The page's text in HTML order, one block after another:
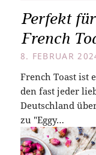
Perfekt
French
8. FEBRUAR
French Toast ist
den fast jeder
Deutschland
zu "Eggy…